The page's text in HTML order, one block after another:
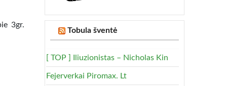
3gr.
Tobula šventė
[ TOP ] Iliuzionistas – Nicholas Kin
Fejerverkai Piromax. Lt